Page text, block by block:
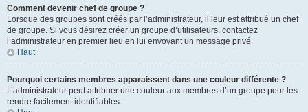
Comment devenir chef de groupe ?
Lorsque des groupes sont créés par l’administrateur, il leur est attribué un chef
de groupe. Si vous désirez créer un groupe d’utilisateurs, contactez
l’administrateur en premier lieu en lui envoyant un message privé.
Haut
Pourquoi certains membres apparaissent dans une couleur différente ?
L’administrateur peut attribuer une couleur aux membres d’un groupe pour les
rendre facilement identifiables.